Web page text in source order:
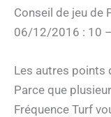
Conseil de jeu de
06/12/2016 : 10
Les autres points
Parce que
Fréquence Turf